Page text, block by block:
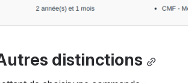
distinctions